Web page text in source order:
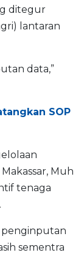
ditegur
lantaran
data,”
SOP
Muh
tenaga
penginputan
sementra